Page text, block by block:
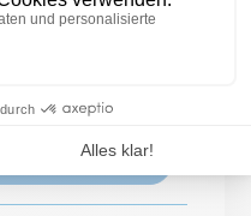
30,00 €
DEN WARENKORB